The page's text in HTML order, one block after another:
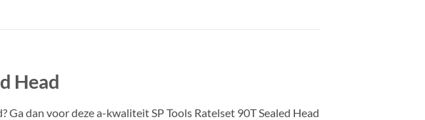
Head
Ga dan voor deze a-kwaliteit SP Tools Ratelset 90T Sealed Head